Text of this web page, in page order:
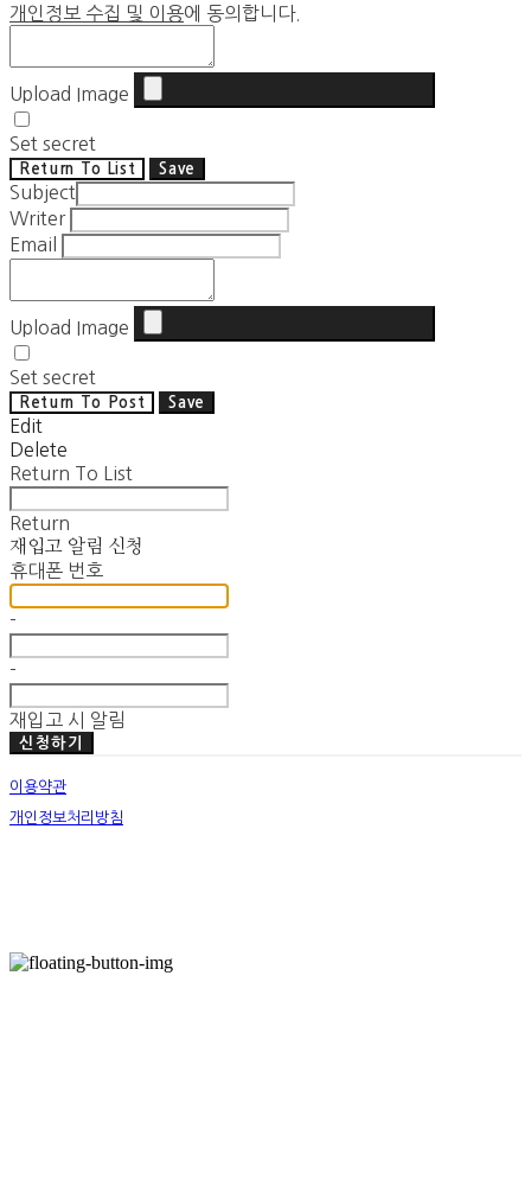
개인정보 수집 및 이용에 동의합니다.
Upload Image
Set secret
Return To List Save
Subject
Writer
Email
Upload Image
Set secret
Return To Post Save
Edit
Delete
Return To List
Return
재입고 알림 신청
휴대폰 번호
-
-
재입고 시 알림
신청하기
이용약관
개인정보처리방침